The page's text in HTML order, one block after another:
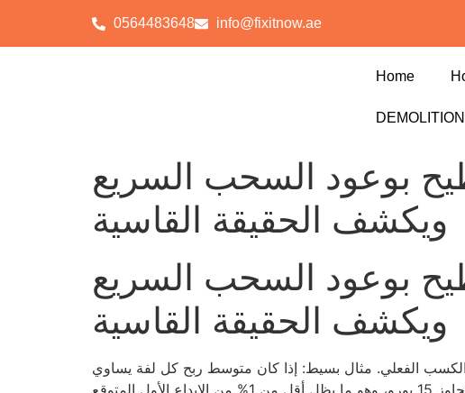
0564483648 info@fixitnow.ae
Home
يطيح بوعود السحب السريع
ويكشف الحقيقة القاسية
يطيح بوعود السحب السريع
ويكشف الحقيقة القاسية
مجانية هي بوابهم إلى الثروة، لكن الواقع يثبت أن كل لفة تكلفهم 0.02 من فرصة الكسب الفعلي. مثال بسيط: إذا كان متوسط ربح كل لفة يساوي